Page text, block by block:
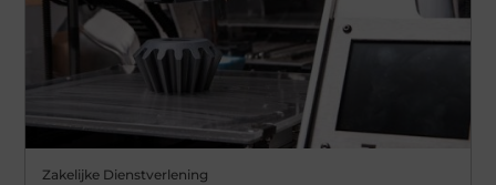
Zakelijke Dienstverlening